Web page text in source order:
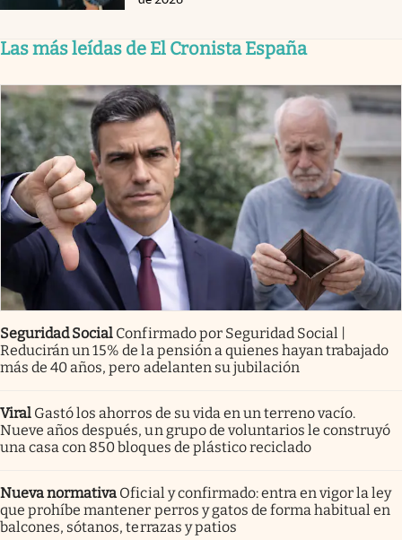
Las más leídas de El Cronista España
Seguridad Social Confirmado por Seguridad Social |
Reducirán un 15% de la pensión a quienes hayan trabajado
más de 40 años, pero adelanten su jubilación
Viral Gastó los ahorros de su vida en un terreno vacío.
Nueve años después, un grupo de voluntarios le construyó
una casa con 850 bloques de plástico reciclado
Nueva normativa Oficial y confirmado: entra en vigor la ley
que prohíbe mantener perros y gatos de forma habitual en
balcones, sótanos, terrazas y patios